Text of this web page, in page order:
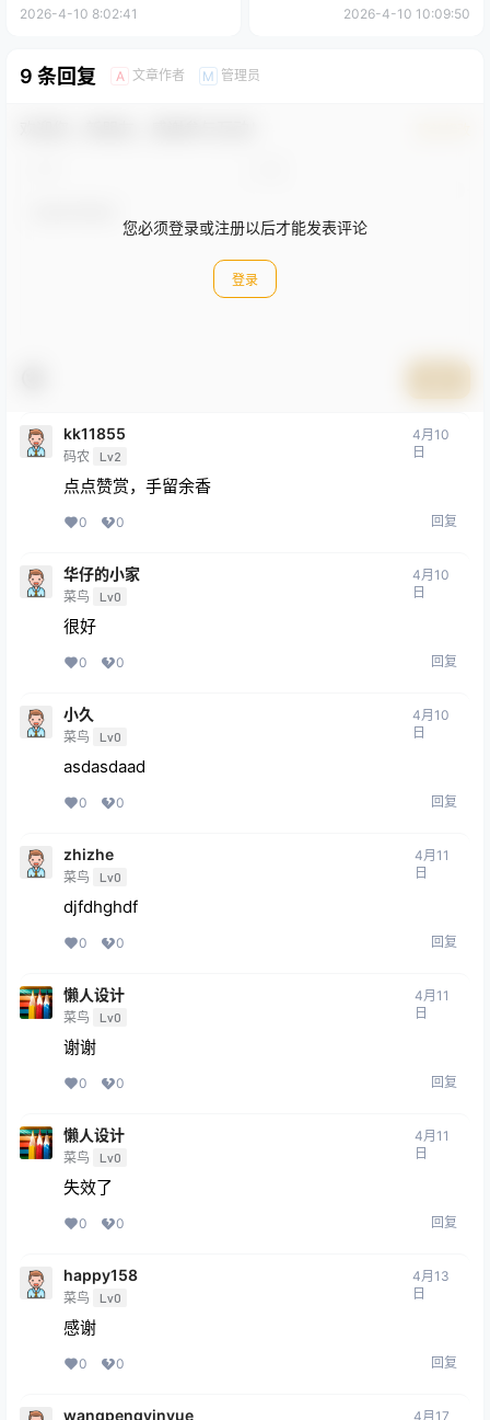
2026-4-10 8:02:41 2026-4-10 10:09:50
9 条回复 A 文章作者 M 管理员
您必须登录或注册以后才能发表评论
登录
kk11855
码农 Lv2
4月10
日
点点赞赏，手留余香
0 0 回复
华仔的小家
菜鸟 Lv0
4月10
日
很好
0 0 回复
小久
菜鸟 Lv0
4月10
日
asdasdaad
0 0 回复
zhizhe
菜鸟 Lv0
4月11
日
djfdhghdf
0 0 回复
懒人设计
菜鸟 Lv0
4月11
日
谢谢
0 0 回复
懒人设计
菜鸟 Lv0
4月11
日
失效了
0 0 回复
happy158
菜鸟 Lv0
4月13
日
感谢
0 0 回复
wangpengyinyue 4月17